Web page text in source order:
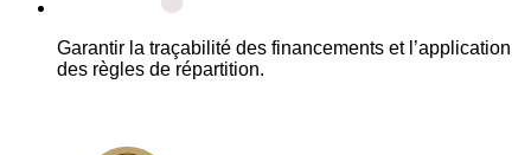
Garantir la traçabilité des financements et l’application
des règles de répartition.